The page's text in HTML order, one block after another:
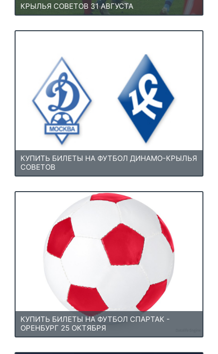
КРЫЛЬЯ СОВЕТОВ 31 АВГУСТА
КУПИТЬ БИЛЕТЫ НА ФУТБОЛ ДИНАМО-КРЫЛЬЯ
СОВЕТОВ
КУПИТЬ БИЛЕТЫ НА ФУТБОЛ СПАРТАК -
ОРЕНБУРГ 25 ОКТЯБРЯ